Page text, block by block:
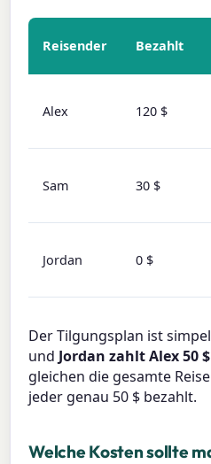
Reisender Bezahlt
Alex 120 $
Sam 30 $
Jordan 0 $
Der Tilgungsplan ist
und Jordan zahlt Alex 50 $
gleichen die gesamte
jeder genau 50 $ bezahlt.
Welche Kosten sollte